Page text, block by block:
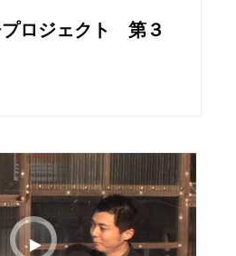
ロジェクト 第３